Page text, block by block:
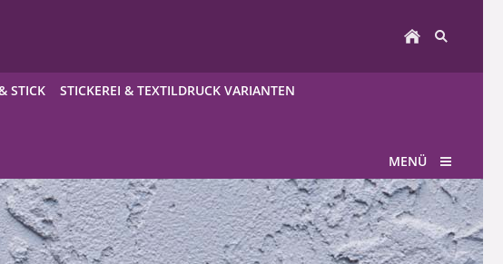
STICK STICKEREI & TEXTILDRUCK VARIANTEN
MENÜ